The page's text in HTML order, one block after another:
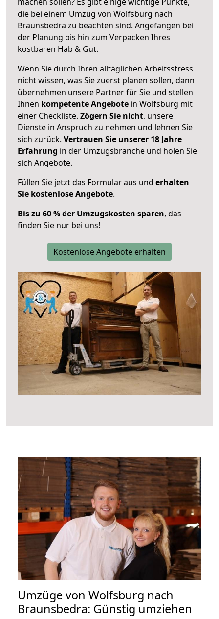
die bei einem Umzug von Wolfsburg nach
Braunsbedra zu beachten sind. Angefangen bei
der Planung bis hin zum Verpacken Ihres
kostbaren Hab & Gut.
Wenn Sie durch Ihren alltäglichen Arbeitsstress
nicht wissen, was Sie zuerst planen sollen, dann
übernehmen unsere Partner für Sie und stellen
Ihnen kompetente Angebote in Wolfsburg mit
einer Checkliste. Zögern Sie nicht, unsere
Dienste in Anspruch zu nehmen und lehnen Sie
sich zurück. Vertrauen Sie unserer 18 Jahre
Erfahrung in der Umzugsbranche und holen Sie
sich Angebote.
Füllen Sie jetzt das Formular aus und erhalten
Sie kostenlose Angebote.
Bis zu 60 % der Umzugskosten sparen, das
finden Sie nur bei uns!
Kostenlose Angebote erhalten
Umzüge von Wolfsburg nach
Braunsbedra: Günstig umziehen